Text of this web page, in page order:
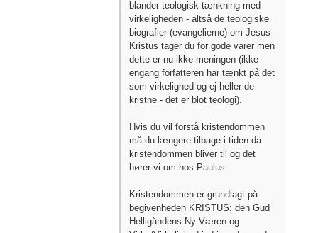
blander teologisk tænkning med
virkeligheden - altså de teologiske
biografier (evangelierne) om Jesus
Kristus tager du for gode varer men
dette er nu ikke meningen (ikke
engang forfatteren har tænkt på det
som virkelighed og ej heller de
kristne - det er blot teologi).
Hvis du vil forstå kristendommen
må du længere tilbage i tiden da
kristendommen bliver til og det
hører vi om hos Paulus.
Kristendommen er grundlagt på
begivenheden KRISTUS: den Gud
Helligåndens Ny Væren og